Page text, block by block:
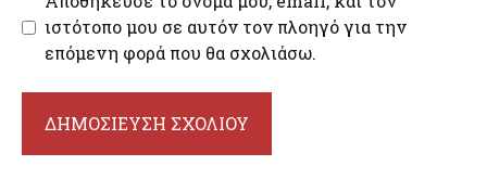
ιστότοπο μου σε αυτόν τον πλοηγό για την
επόμενη φορά που θα σχολιάσω.